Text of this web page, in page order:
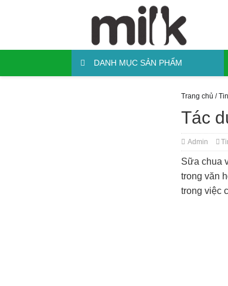
DANH MỤC SẢN PHẨM
Trang chủ /
Tác
Admin
Sữa chua
trong văn
trong việc